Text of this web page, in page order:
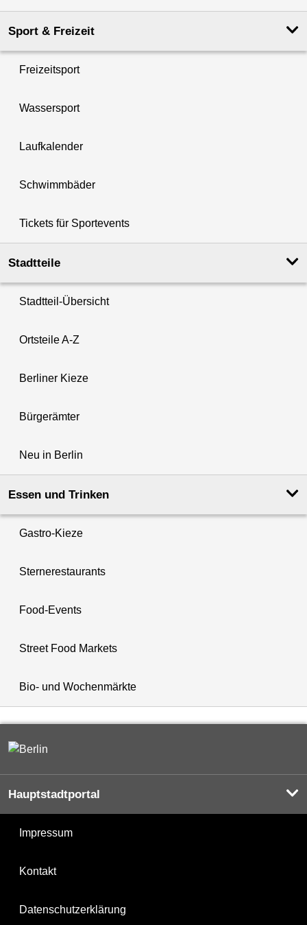
Sport & Freizeit
Freizeitsport
Wassersport
Laufkalender
Schwimmbäder
Tickets für Sportevents
Stadtteile
Stadtteil-Übersicht
Ortsteile A-Z
Berliner Kieze
Bürgerämter
Neu in Berlin
Essen und Trinken
Gastro-Kieze
Sternerestaurants
Food-Events
Street Food Markets
Bio- und Wochenmärkte
Hauptstadtportal
Impressum
Kontakt
Datenschutzerklärung